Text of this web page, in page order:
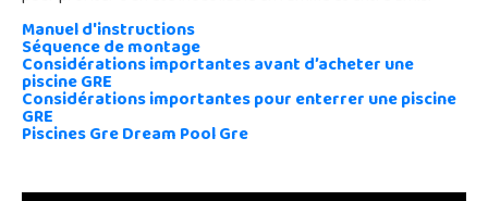
Manuel d'instructions
Séquence de montage
Considérations importantes avant d’acheter une
piscine GRE
Considérations importantes pour enterrer une piscine
GRE
Piscines Gre Dream Pool Gre